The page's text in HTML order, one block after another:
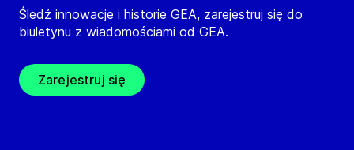
Śledź innowacje i historie GEA, zarejestruj się do
biuletynu z wiadomościami od GEA.
Zarejestruj się